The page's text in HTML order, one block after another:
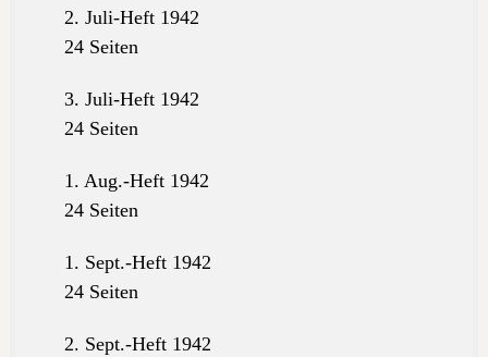
2. Juli-Heft 1942
24 Seiten
3. Juli-Heft 1942
24 Seiten
1. Aug.-Heft 1942
24 Seiten
1. Sept.-Heft 1942
24 Seiten
2. Sept.-Heft 1942